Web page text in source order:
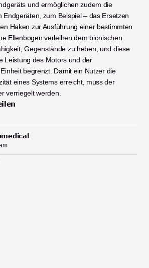
und ermöglichen zudem die
Endgeräten, zum Beispiel – das Ersetzen
Haken zur Ausführung einer bestimmten
Ellenbogen verleihen dem bionischen
Gegenstände zu heben, und diese
Leistung des Motors und der
begrenzt. Damit ein Nutzer die
eines Systems erreicht, muss der
verriegelt werden.